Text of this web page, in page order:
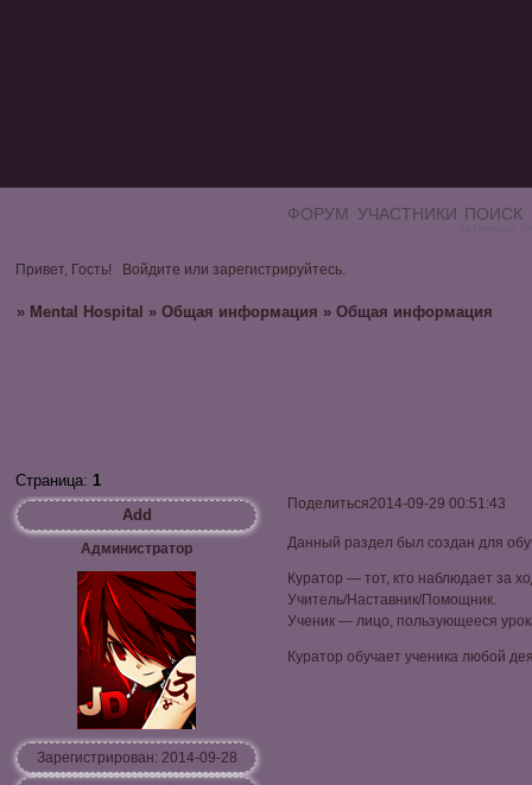
ФОРУМ УЧАСТНИКИ ПОИСК
Привет, Гость! Войдите или зарегистрируйтесь.
» Mental Hospital »Общая информация »Общая информация
Страница: 1
Поделиться2014-09-29 00:51:43
Add
Администратор
Зарегистрирован: 2014-09-28
Данный раздел был создан для
Куратор — тот, кто наблюдает за
Учитель/Наставник/Помощник.
Ученик — лицо, пользующееся
Куратор обучает ученика любой